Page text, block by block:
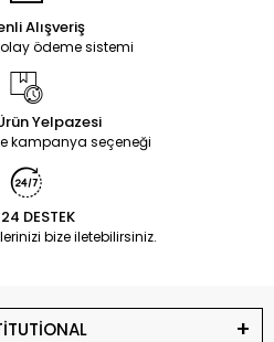
Alışveriş
ödeme sistemi
Yelpazesi
kampanya seçeneği
DESTEK
bize iletebilirsiniz.